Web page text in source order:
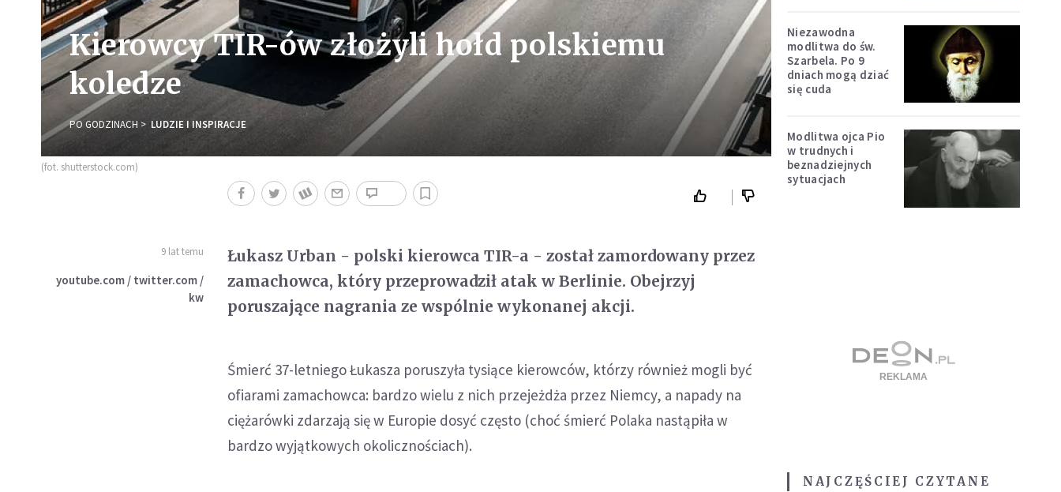
Kierowcy TIR-ów złożyli hołd polskiemu
koledze
PO GODZINACH LUDZIE I INSPIRACJE
(fot. shutterstock.com)
9 lat temu
youtube.com / twitter.com /
kw
Łukasz Urban - polski kierowca TIR-a - został zamordowany przez
zamachowca, który przeprowadził atak w Berlinie. Obejrzyj
poruszające nagrania ze wspólnie wykonanej akcji.
Śmierć 37-letniego Łukasza poruszyła tysiące kierowców, którzy również mogli być
ofiarami zamachowca: bardzo wielu z nich przejeżdża przez Niemcy, a napady na
ciężarówki zdarzają się w Europie dosyć często (choć śmierć Polaka nastąpiła w
bardzo wyjątkowych okolicznościach).
Niezawodna
modlitwa do św.
Szarbela. Po 9
dniach mogą dziać
się cuda
Modlitwa ojca Pio
w trudnych i
beznadziejnych
sytuacjach
NAJCZĘŚCIEJ CZYTANE